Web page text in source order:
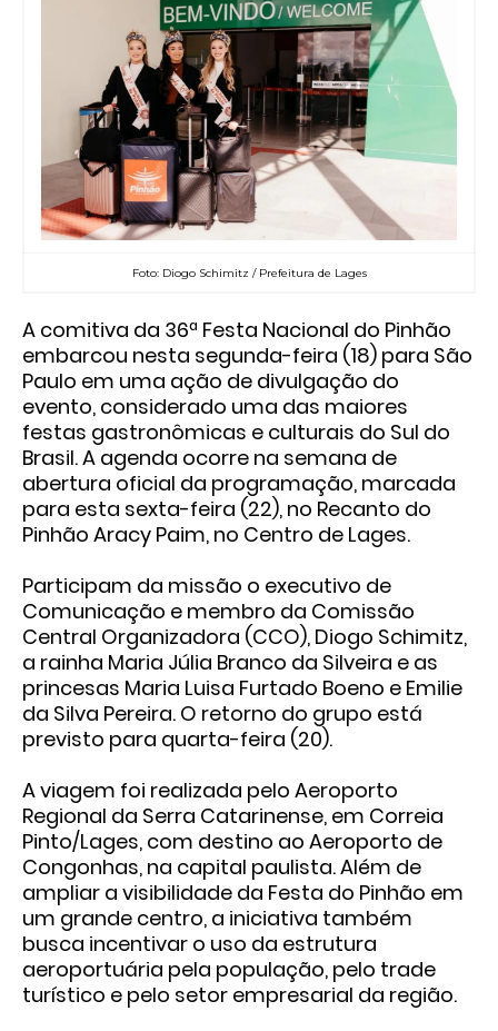
Foto: Diogo Schimitz / Prefeitura de Lages
A comitiva da 36ª Festa Nacional do Pinhão
embarcou nesta segunda-feira (18) para São
Paulo em uma ação de divulgação do
evento, considerado uma das maiores
festas gastronômicas e culturais do Sul do
Brasil. A agenda ocorre na semana de
abertura oficial da programação, marcada
para esta sexta-feira (22), no Recanto do
Pinhão Aracy Paim, no Centro de Lages.
Participam da missão o executivo de
Comunicação e membro da Comissão
Central Organizadora (CCO), Diogo Schimitz,
a rainha Maria Júlia Branco da Silveira e as
princesas Maria Luisa Furtado Boeno e Emilie
da Silva Pereira. O retorno do grupo está
previsto para quarta-feira (20).
A viagem foi realizada pelo Aeroporto
Regional da Serra Catarinense, em Correia
Pinto/Lages, com destino ao Aeroporto de
Congonhas, na capital paulista. Além de
ampliar a visibilidade da Festa do Pinhão em
um grande centro, a iniciativa também
busca incentivar o uso da estrutura
aeroportuária pela população, pelo trade
turístico e pelo setor empresarial da região.